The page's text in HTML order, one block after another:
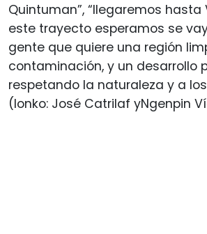
Quintuman”, “llegaremos hasta
este trayecto esperamos se
gente que quiere una región
contaminación, y un desarrollo
respetando la naturaleza y a
(lonko: José Catrilaf yNgenpin